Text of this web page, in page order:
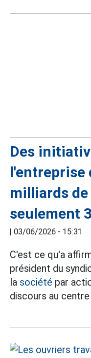
Des
l'entreprise
milliards de
seulement
| 03/06/2026 - 15:31
C'est ce qu'a
président du
la société par
discours au centre